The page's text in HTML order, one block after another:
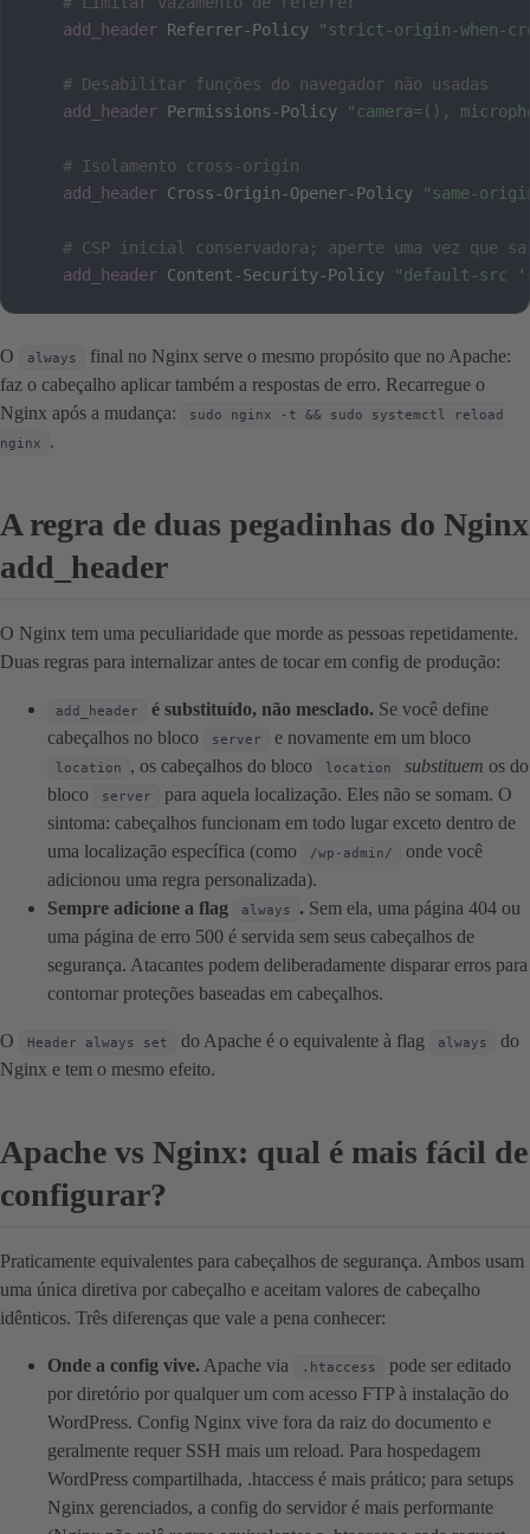
add_header Referrer-Policy "strict-origin-when-
# Desabilitar funções do navegador não usadas
add_header Permissions-Policy "camera=(),
# Isolamento cross-origin
add_header Cross-Origin-Opener-Policy "same-
# CSP inicial conservadora; aperte uma vez que
add_header Content-Security-Policy "default-src
O always
final no Nginx serve o mesmo propósito que no Apache:
faz o cabeçalho aplicar também a respostas de erro. Recarregue o
Nginx após a mudança:
sudo nginx -t && sudo systemctl reload
nginx
.
A regra de duas pegadinhas do Nginx
add_header
O Nginx tem uma peculiaridade que morde as pessoas repetidamente.
Duas regras para internalizar antes de tocar em config de produção:
add_header é substituído, não mesclado. Se você define
cabeçalhos no bloco
server e novamente em um bloco
location , os cabeçalhos do bloco location substituem os do
bloco
server
para aquela localização. Eles não se somam. O
sintoma: cabeçalhos funcionam em todo lugar exceto dentro de
uma localização específica (como
/wp-admin/
onde você
adicionou uma regra personalizada).
Sempre adicione a flag
always . Sem ela, uma página 404 ou
uma página de erro 500 é servida sem seus cabeçalhos de
segurança. Atacantes podem deliberadamente disparar erros para
contornar proteções baseadas em cabeçalhos.
O Header always set do Apache é o equivalente à flag always
do
Nginx e tem o mesmo efeito.
Apache vs Nginx: qual é mais fácil de
configurar?
Praticamente equivalentes para cabeçalhos de segurança. Ambos usam
uma única diretiva por cabeçalho e aceitam valores de cabeçalho
idênticos. Três diferenças que vale a pena conhecer:
Onde a config vive. Apache via .htaccess
pode ser editado
por diretório por qualquer um com acesso FTP à instalação do
WordPress. Config Nginx vive fora da raiz do documento e
geralmente requer SSH mais um reload. Para hospedagem
WordPress compartilhada, .htaccess é mais prático; para setups
Nginx gerenciados, a config do servidor é mais performante